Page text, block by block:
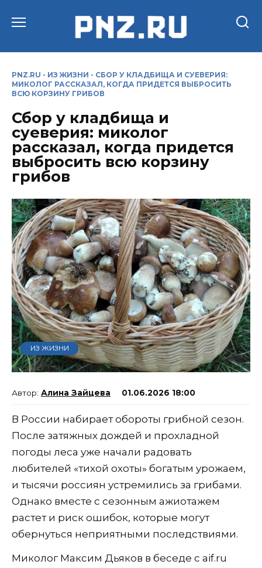
PNZ.RU - ИЗ ЖИЗНИ - СБОР У КЛАДБИЩА И СУЕВЕРИЯ:
МИКОЛОГ РАССКАЗАЛ, КОГДА ПРИДЕТСЯ ВЫБРОСИТЬ
ВСЮ КОРЗИНУ ГРИБОВ
Сбор у кладбища и
суеверия: миколог
рассказал, когда придется
выбросить всю корзину
грибов
ИЗ ЖИЗНИ
Алина Зайцева 01.06.2026 18:00
В России набирает обороты грибной сезон.
После затяжных дождей и прохладной
погоды леса уже начали радовать
любителей «тихой охоты» богатым урожаем,
и тысячи россиян устремились за грибами.
Однако вместе с сезонным ажиотажем
растет и риск ошибок, которые могут
обернуться неприятными последствиями.
Миколог Максим Дьяков в беседе с aif.ru